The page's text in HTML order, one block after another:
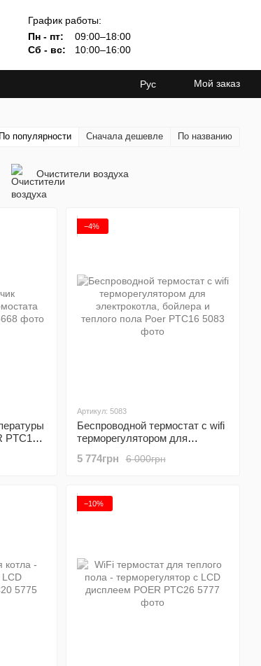
График работы:
Пн - пт:
09:00–18:00
Сб - вс:
10:00–16:00
Рус Мой заказ
По популярности Сначала дешевле По названию
Очистители воздуха
PTC16,
−4%
Артикул: 5083
Беспроводной термостат с wifi
терморегулятором для
теплого пола Poer PTC16
6 000грн
5 774грн
−10%